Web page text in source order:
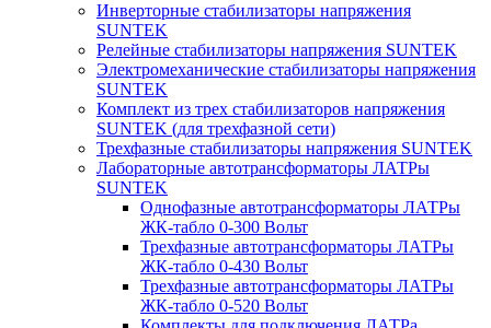
Инверторные стабилизаторы напряжения
SUNTEK
Релейные стабилизаторы напряжения SUNTEK
Электромеханические стабилизаторы напряжения
SUNTEK
Комплект из трех стабилизаторов напряжения
SUNTEK (для трехфазной сети)
Трехфазные стабилизаторы напряжения SUNTEK
Лабораторные автотрансформаторы ЛАТРы
SUNTEK
Однофазные автотрансформаторы ЛАТРы
ЖК-табло 0-300 Вольт
Трехфазные автотрансформаторы ЛАТРы
ЖК-табло 0-430 Вольт
Трехфазные автотрансформаторы ЛАТРы
ЖК-табло 0-520 Вольт